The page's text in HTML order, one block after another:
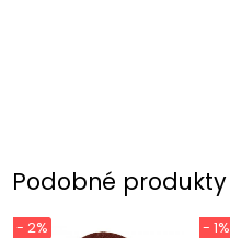
Podobné produkty
- 2% - 1%